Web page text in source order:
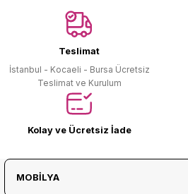
Teslimat
İstanbul - Kocaeli - Bursa Ücretsiz
Teslimat ve Kurulum
Kolay ve Ücretsiz İade
MOBİLYA